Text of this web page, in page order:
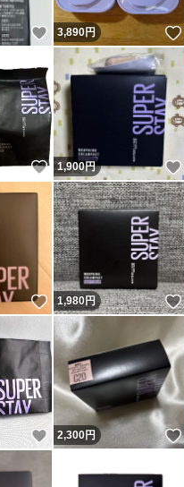
いいね！
3,890円
いいね！
1,900円
いいね！
1,980円
いいね！
2,300円